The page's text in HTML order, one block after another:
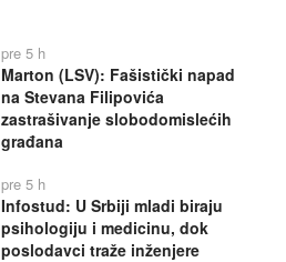
pre 5 h
Marton (LSV): Fašistički napad
na Stevana Filipovića
zastrašivanje slobodomislećih
građana
pre 5 h
Infostud: U Srbiji mladi biraju
psihologiju i medicinu, dok
poslodavci traže inženjere